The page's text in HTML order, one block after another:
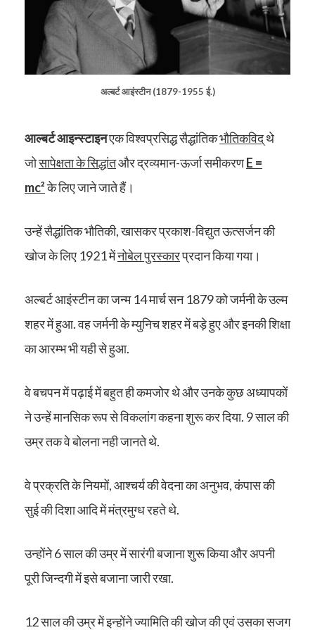
अल्बर्ट आइंस्टीन (1879-1955 ई.)
आल्बर्ट आइन्स्टाइनएक विश्वप्रसिद्ध सैद्धांतिकभौतिकविद्थे
जोसापेक्षता के सिद्धांतऔर द्रव्यमान-ऊर्जा समीकरणE =
mc²के लिए जाने जाते हैं।
उन्हें सैद्धांतिक भौतिकी, खासकर प्रकाश-विद्युत ऊत्सर्जन की
खोज के लिए 1921 मेंनोबेल पुरस्कारप्रदान किया गया।
अल्बर्ट आइंस्टीन का जन्म 14 मार्च सन 1879 को जर्मनी के उल्म
शहर में हुआ. वह जर्मनी के म्युनिच शहर में बड़े हुए और इनकी शिक्षा
का आरम्भ भी यही से हुआ.
वे बचपन में पढ़ाई में बहुत ही कमजोर थे और उनके कुछ अध्यापकों
ने उन्हें मानसिक रूप से विकलांग कहना शुरू कर दिया. 9 साल की
उम्र तक वे बोलना नही जानते थे.
वे प्रक्रति के नियमों, आश्चर्य की वेदना का अनुभव, कंपास की
सुई की दिशा आदि में मंत्रमुग्ध रहते थे.
उन्होंने 6 साल की उम्र में सारंगी बजाना शुरू किया और अपनी
पूरी जिन्दगी में इसे बजाना जारी रखा.
12 साल की उम्र में इन्होंने ज्यामिति की खोज की एवं उसका सजग